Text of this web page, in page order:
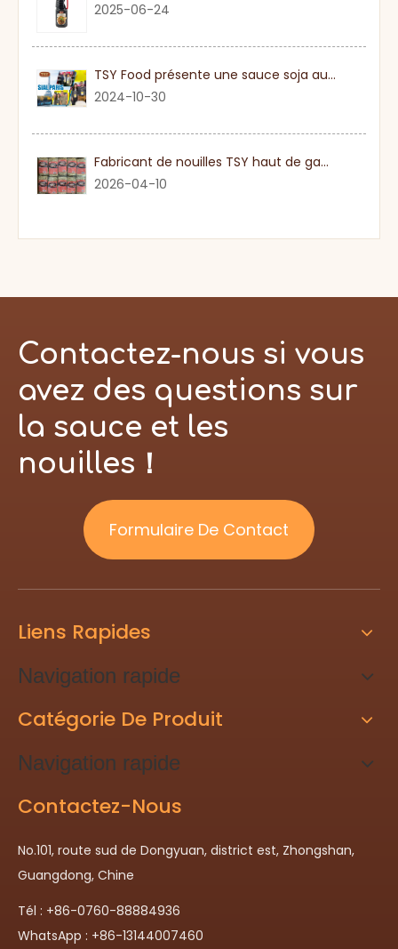
2025-06-24
TSY Food présente une sauce soja authentique au SIAL PARIS 2024
2024-10-30
Fabricant de nouilles TSY haut de gamme dans le Guangdong
2026-04-10
Contactez-nous si vous
avez des questions sur
la sauce et les
nouilles！
Formulaire De Contact
Liens Rapides
Navigation rapide
Catégorie De Produit
Navigation rapide
Contactez-Nous
No.101, route sud de Dongyuan, district est, Zhongshan,
Guangdong, Chine
Tél : +86-0760-88884936
WhatsApp : +86-13144007460